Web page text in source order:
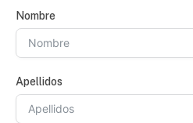
Nombre
Apellidos